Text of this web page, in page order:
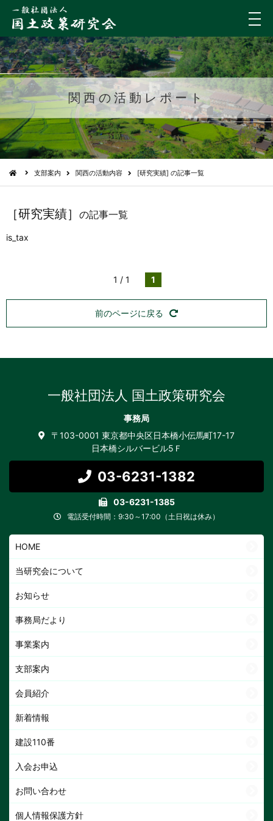
メ
ニ
ュ
ー
関西の活動レポート
支部案内 関西の活動内容 [研究実績] の記事一覧
［研究実績］ の記事一覧
is_tax
1 / 1 1
前のページに戻る
一般社団法人 国土政策研究会
事務局
〒103-0001 東京都中央区日本橋小伝馬町17-17
日本橋シルバービル5Ｆ
03-6231-1382
03-6231-1385
電話受付時間：9:30～17:00（土日祝は休み）
HOME
当研究会について
お知らせ
事務局だより
事業案内
支部案内
会員紹介
新着情報
建設110番
入会お申込
お問い合わせ
個人情報保護方針